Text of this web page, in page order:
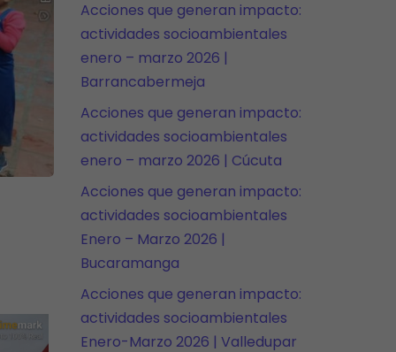
Acciones que generan impacto:
actividades socioambientales
enero – marzo 2026 |
Barrancabermeja
Acciones que generan impacto:
actividades socioambientales
enero – marzo 2026 | Cúcuta
Acciones que generan impacto:
actividades socioambientales
Enero – Marzo 2026 |
Bucaramanga
Acciones que generan impacto:
actividades socioambientales
Enero-Marzo 2026 | Valledupar